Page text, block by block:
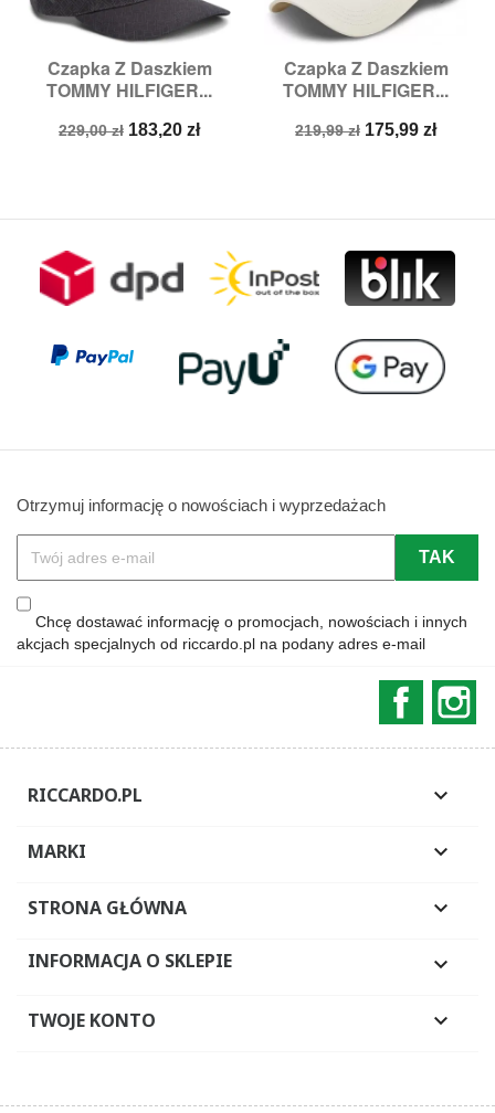
Czapka Z Daszkiem
TOMMY HILFIGER...
Cena
229,00 zł Cena
183,20 zł
Czapka Z Daszkiem
TOMMY HILFIGER...
Cena
219,99 zł Cena
175,99 zł
Otrzymuj informację o nowościach i wyprzedażach
Chcę dostawać informację o promocjach, nowościach i innych
akcjach specjalnych od riccardo.pl na podany adres e-mail
RICCARDO.PL 
MARKI 
STRONA GŁÓWNA 
INFORMACJA O SKLEPIE 
TWOJE KONTO 